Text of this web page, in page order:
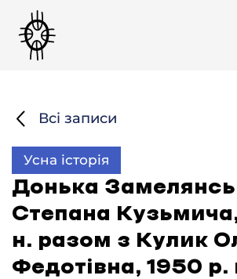
Всі записи
Усна історія
Донька
Степана Кузьмича,
н. разом з Кулик
Федотівна, 1950 р.